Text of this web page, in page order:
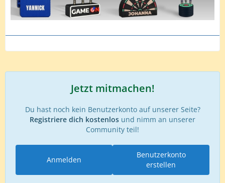
Jetzt mitmachen!
Du hast noch kein Benutzerkonto auf unserer Seite?
Registriere dich kostenlos und nimm an unserer
Community teil!
Benutzerkonto
erstellen
Anmelden